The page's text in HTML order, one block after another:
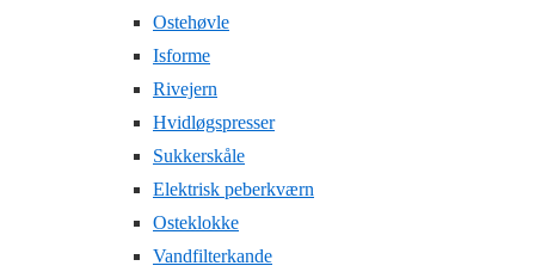
Ostehøvle
Isforme
Rivejern
Hvidløgspresser
Sukkerskåle
Elektrisk peberkværn
Osteklokke
Vandfilterkande